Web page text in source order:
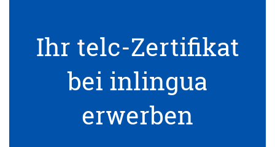
Ihr telc-Zertifikat
bei inlingua
erwerben